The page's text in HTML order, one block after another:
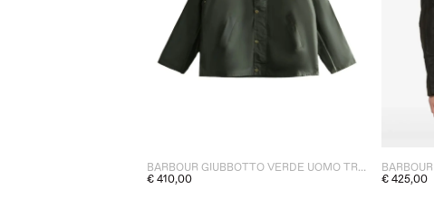
BARBOUR GIUBBOTTO VERDE UOMO TRACKER WAXED
€ 410,00
€ 425,00